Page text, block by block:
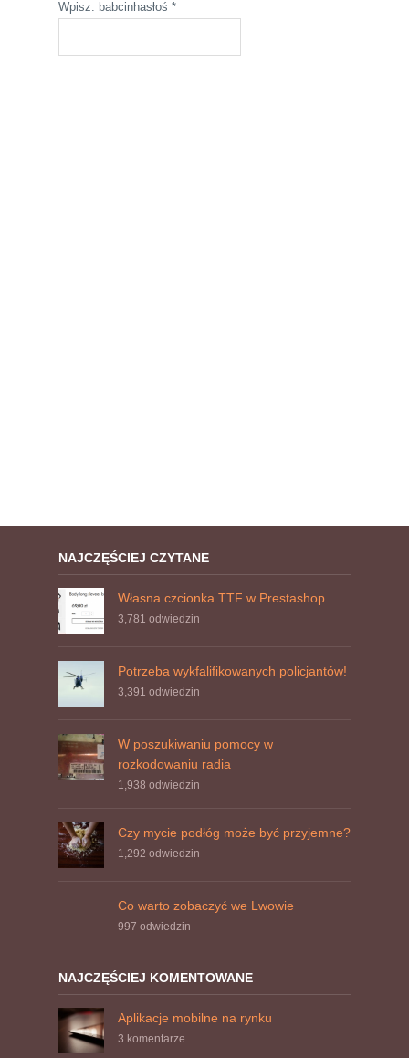
Wpisz: babcinhasłoś *
NAJCZĘŚCIEJ CZYTANE
Własna czcionka TTF w Prestashop
3,781 odwiedzin
Potrzeba wykfalifikowanych policjantów!
3,391 odwiedzin
W poszukiwaniu pomocy w
rozkodowaniu radia
1,938 odwiedzin
Czy mycie podłóg może być przyjemne?
1,292 odwiedzin
Co warto zobaczyć we Lwowie
997 odwiedzin
NAJCZĘŚCIEJ KOMENTOWANE
Aplikacje mobilne na rynku
3 komentarze